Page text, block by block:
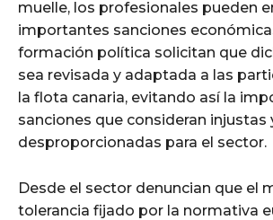
muelle, los profesionales pueden
importantes sanciones
formación política solicitan que
sea revisada y adaptada a las
la flota canaria, evitando así la
sanciones que consideran injustas
desproporcionadas para el sector.
Desde el sector denuncian que el
tolerancia fijado por la normativa